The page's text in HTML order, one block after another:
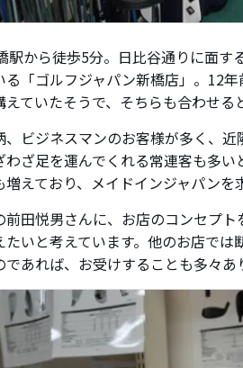
駅から徒歩5分。日比谷通りに面
る「ゴルフジャパン新橋店」。12
えていたそうで、そちらも合わせる
、ビジネスマンのお客様が多く、
わざ足を運んでくれる常連客も多
増えており、メイドインジャパンを
前田悦男さんに、お店のコンセプ
たいと考えています。他のお店で
であれば、お受けすることも多々あ